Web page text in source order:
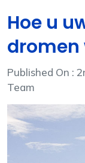
Hoe u
dromen
Published On :
Team